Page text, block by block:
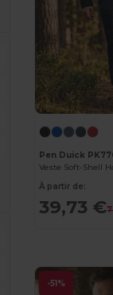
Pen Duick
Veste Soft-Shell
À partir de:
39,73 €
-51%